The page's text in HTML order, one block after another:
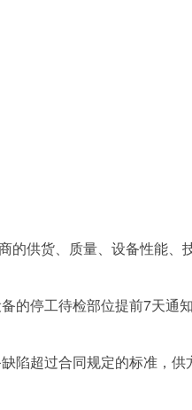
供货、质量、设备性能、
的停工待检部位提前7天
陷超过合同规定的标准，